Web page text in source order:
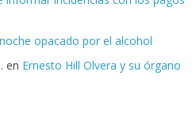
opacado por el alcohol
en Ernesto Hill Olvera y su órgano